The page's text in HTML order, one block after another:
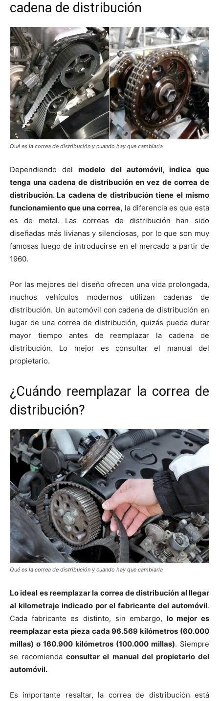
cadena de distribución
Qué es la correa de distribución y cuando hay que cambiarla
Dependiendo delmodelo del automóvil, indica que
tenga una cadena de distribución en vez de correa de
distribución. La cadena de distribución tiene el mismo
funcionamiento que una correa, la diferencia es que esta
es de metal. Las correas de distribución han sido
diseñadas más livianas y silenciosas, por lo que son muy
famosas luego de introducirse en el mercado a partir de
1960.
Por las mejores del diseño ofrecen una vida prolongada,
muchos vehículos modernos utilizan cadenas de
distribución. Un automóvil con cadena de distribución en
lugar de una correa de distribución, quizás pueda durar
mayor tiempo antes de reemplazar la cadena de
distribución. Lo mejor es consultar el manual del
propietario.
¿Cuándo reemplazar la correa de
distribución?
Qué es la correa de distribución y cuando hay que cambiarla
Lo ideal es reemplazar la correa de distribución al llegar
al kilometraje indicado por el fabricante del automóvil.
Cada fabricante es distinto, sin embargo, lo mejor es
reemplazar esta pieza cada 96.569 kilómetros (60.000
millas) o 160.900 kilómetros (100.000 millas). Siempre
se recomiendaconsultar el manual del propietario del
automóvil.
Es importante resaltar, la correa de distribución está